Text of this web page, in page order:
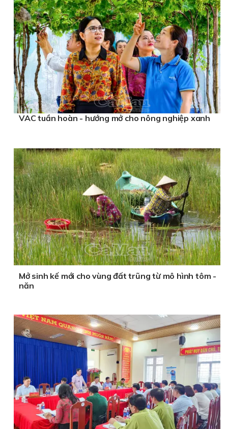
VAC tuần hoàn - hướng mở cho nông nghiệp xanh
Mở sinh kế mới cho vùng đất trũng từ mô hình tôm -
năn